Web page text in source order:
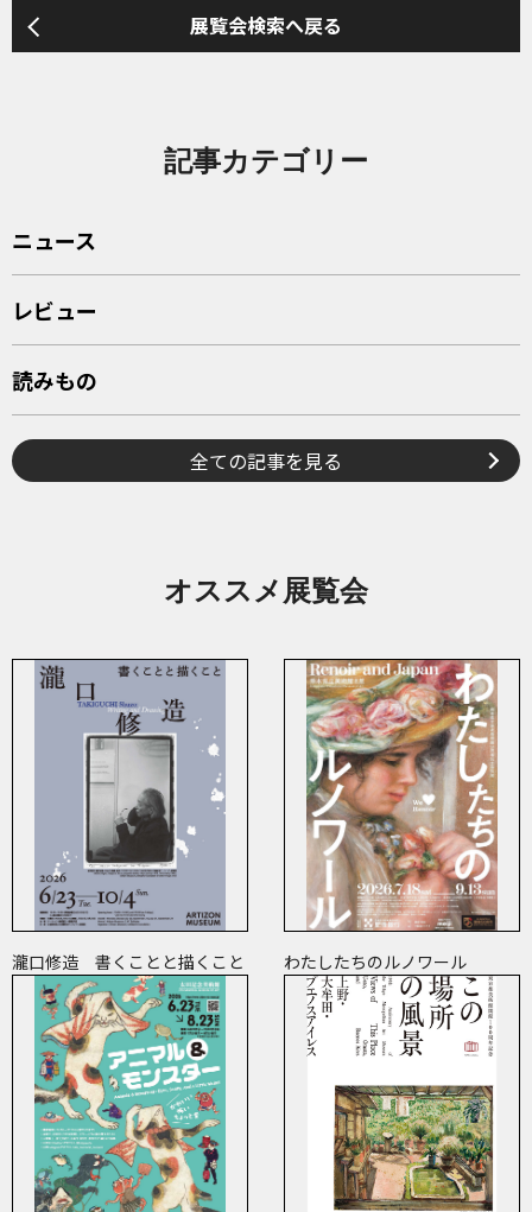
展覧会検索へ戻る
記事カテゴリー
ニュース
レビュー
読みもの
全ての記事を見る
オススメ展覧会
瀧口修造 書くことと描くこと わたしたちのルノワール